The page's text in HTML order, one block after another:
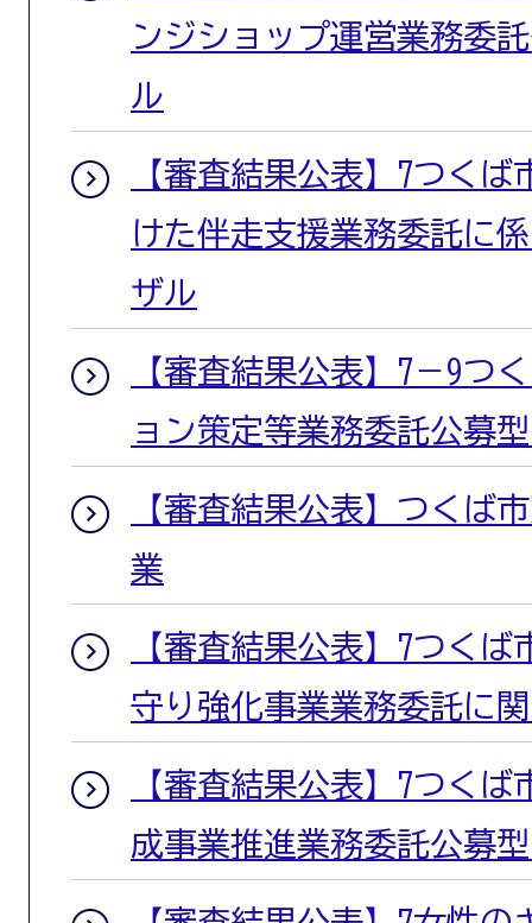
ンジショップ運営業務委
ル
【審査結果公表】7つく
けた伴走支援業務委託に
ザル
【審査結果公表】7－9つ
ョン策定等業務委託公募
【審査結果公表】つくば
業
【審査結果公表】7つく
守り強化事業業務委託に
【審査結果公表】7つく
成事業推進業務委託公募